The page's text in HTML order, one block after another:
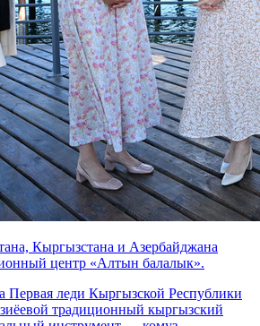
Кыргызстана и Азербайджана
центр «Алтын балалык».
Первая леди Кыргызской Республики
традиционный кыргызский